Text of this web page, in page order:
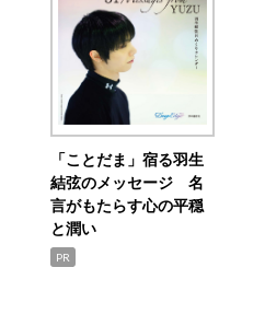
「ことだま」宿る羽生
結弦のメッセージ 名
言がもたらす心の平穏
と潤い
PR